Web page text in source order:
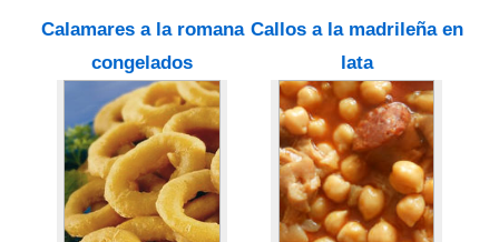
Calamares a la romana
congelados
Callos a la madrileña en
lata